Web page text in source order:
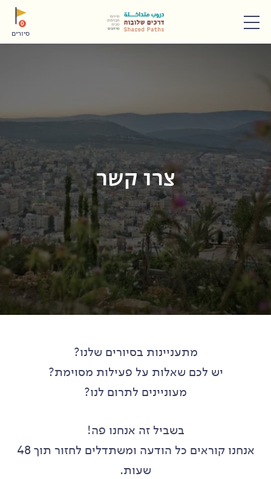
תפריט 0
סיורים
צרו קשר
מתעניינות בסיורים שלנו?
יש לכם שאלות על פעילות מסוימת?
מעוניינים לתרום לנו?
בשביל זה אנחנו פה!
אנחנו קוראים כל הודעה ומשתדלים לחזור תוך 48
שעות.